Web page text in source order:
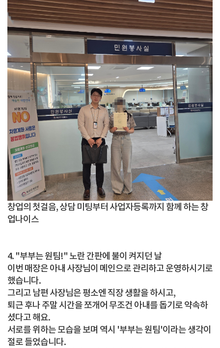
창업의 첫걸음, 상담 미팅부터 사업자등록까지 함께 하는 창
업나이스
4. "부부는 원팀!" 노란 간판에 불이 켜지던 날
이번 매장은 아내 사장님이 메인으로 관리하고 운영하시기로
했습니다.
그리고 남편 사장님은 평소엔 직장 생활을 하시고,
퇴근 후나 주말 시간을 쪼개어 무조건 아내를 돕기로 약속하
셨다고 해요.
서로를 위하는 모습을 보며 역시 '부부는 원팀'이라는 생각이
절로 들었습니다.